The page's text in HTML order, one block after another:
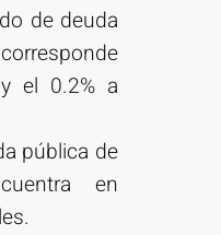
de deuda
el 0.2% a
pública de
en